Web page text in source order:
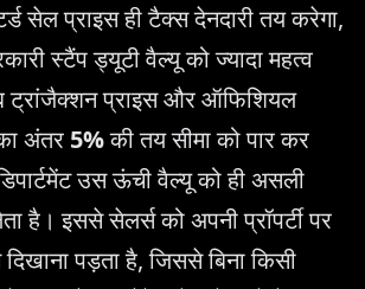
सेल प्राइस ही टैक्स देनदारी तय करेगा,
स्टैंप ड्यूटी वैल्यू को ज्यादा महत्व
ट्रांजैक्शन प्राइस और ऑफिशियल
अंतर 5%की तय सीमा को पार कर
उस ऊंची वैल्यू को ही असली
है। इससे सेलर्स को अपनी प्रॉपर्टी पर
पड़ता है, जिससे बिना किसी